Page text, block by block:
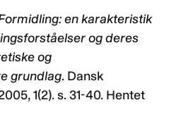
en karakteristik
og deres
og
grundlag. Dansk
1(2). s. 31-40. Hentet